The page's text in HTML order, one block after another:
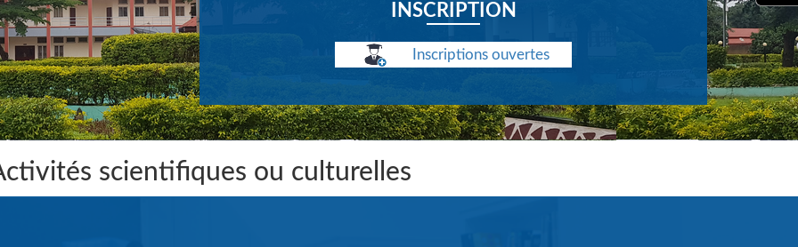
INSCRIPTION
Inscriptions ouvertes
scientifiques ou culturelles